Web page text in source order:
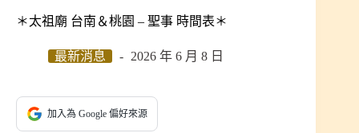
＊太祖廟 台南＆桃園 – 聖事 時間表＊
最新消息 2026 年 6 月 8 日
加入為 Google 偏好來源